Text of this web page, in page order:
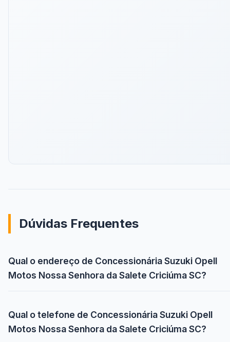
Dúvidas Frequentes
Qual o endereço de Concessionária Suzuki Opell
Motos Nossa Senhora da Salete Criciúma SC?
Qual o telefone de Concessionária Suzuki Opell
Motos Nossa Senhora da Salete Criciúma SC?